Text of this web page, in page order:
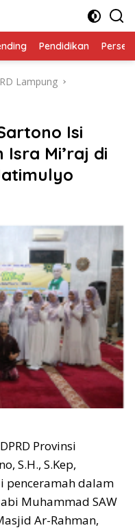
Pendidikan
Lampung
Isi
Mi’raj di
Provinsi
S.H., S.Kep,
penceramah dalam
Muhammad SAW
Ar-Rahman,